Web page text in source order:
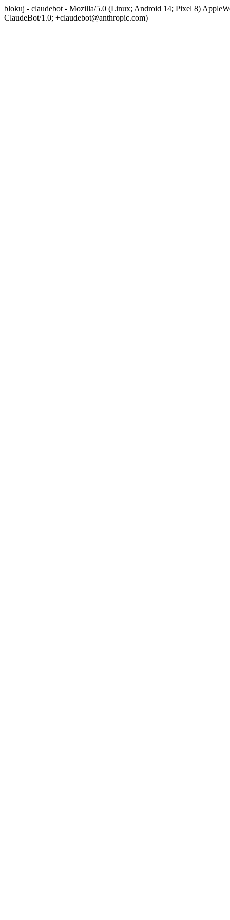
blokuj - claudebot - Mozilla/5.0 (Linux; Android 14; Pixel 8)
ClaudeBot/1.0; +claudebot@anthropic.com)